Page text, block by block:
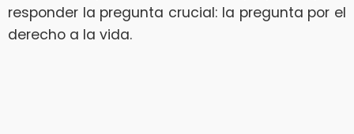
responder la pregunta crucial: la pregunta por el
derecho a la vida.